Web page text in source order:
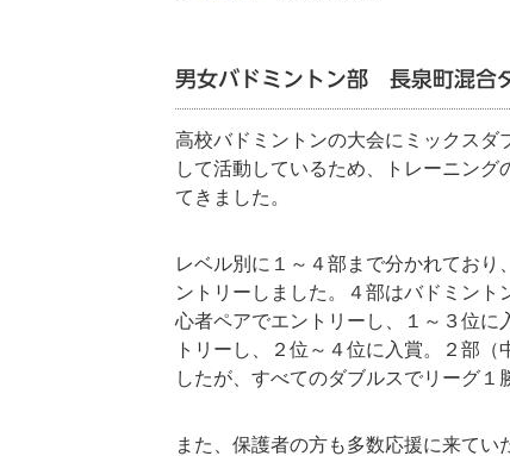
男女バドミントン部 長泉町混合
高校バドミントンの大会にミックスダ
して活動しているため、トレーニン
てきました。
レベル別に１～４部まで分かれてお
ントリーしました。４部はバドミン
心者ペアでエントリーし、１～３位に
トリーし、２位～４位に入賞。２部
したが、すべてのダブルスでリーグ１
また、保護者の方も多数応援に来て